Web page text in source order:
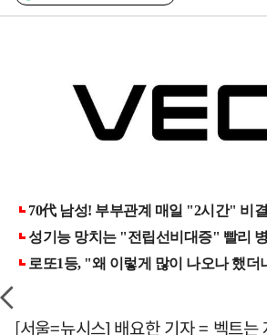
[서울=뉴시스] 배요한 기자 = 벡트는